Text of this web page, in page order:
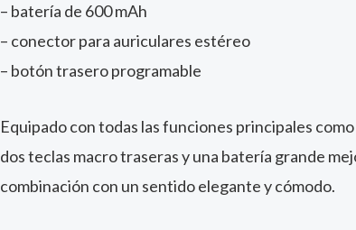
– batería de 600 mAh
– conector para auriculares estéreo
– botón trasero programable
Equipado con todas las funciones principales
dos teclas macro traseras y una batería grande
combinación con un sentido elegante y cómodo.